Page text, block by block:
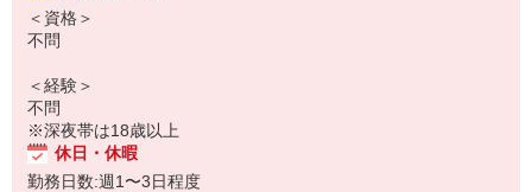
＜資格＞
不問
＜経験＞
不問
※深夜帯は18歳以上
休日・休暇
勤務日数:週1〜3日程度